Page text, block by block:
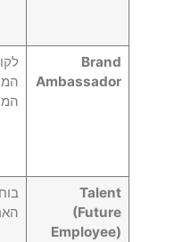
Brand
Ambassador
Talent
(Future
Employee)